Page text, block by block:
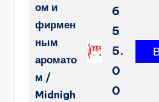
ом и
фирмен
ным
аромато
м /
Midnigh
6
5
5.
0
0